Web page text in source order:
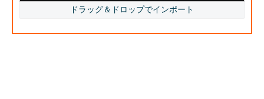
ドラッグ＆ドロップでインポート